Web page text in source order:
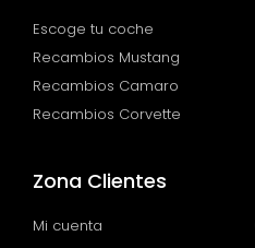
Escoge tu coche
Recambios Mustang
Recambios Camaro
Recambios Corvette
Zona Clientes
Mi cuenta